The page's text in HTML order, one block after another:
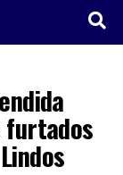
furtados